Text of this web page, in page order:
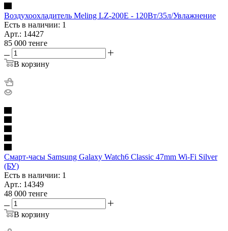
Воздухоохладитель Meling LZ-200E - 120Вт/35л/Увлажнение
Есть в наличии: 1
Арт.: 14427
85 000 тенге
В корзину
Смарт-часы Samsung Galaxy Watch6 Classic 47mm Wi-Fi Silver
(БУ)
Есть в наличии: 1
Арт.: 14349
48 000 тенге
В корзину